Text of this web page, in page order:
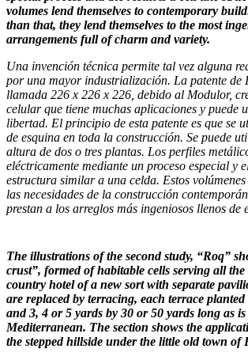
volumes lend themselves to contemporary
than that, they lend themselves to the most
arrangements full of charm and variety.
Una invención técnica permite tal vez alguna
por una mayor industrialización. La patente de
llamada 226 x 226 x 226, debido al Modulor,
celular que tiene muchas aplicaciones y puede
libertad. El principio de esta patente es que se
de esquina en toda la construcción. Se puede
altura de dos o tres plantas. Los perfiles
eléctricamente mediante un proceso especial y
estructura similar a una celda. Estos
las necesidades de la construcción
prestan a los arreglos más ingeniosos llenos de
The illustrations of the second study, “Roq”
crust”, formed of habitable cells serving all the
country hotel of a new sort with separate
are replaced by terracing, each terrace
and 3, 4 or 5 yards by 30 or 50 yards long as
Mediterranean. The section shows the
the step­ped hillside under the little old town of